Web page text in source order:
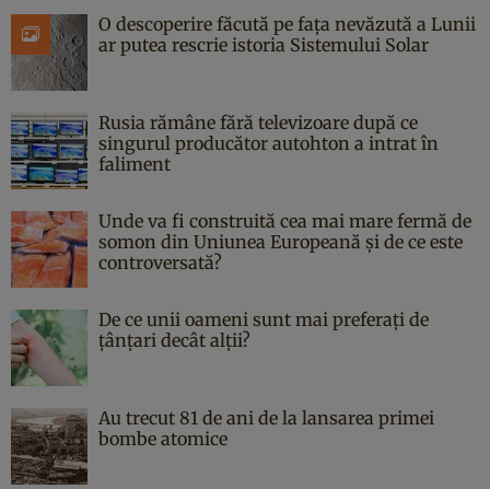
O descoperire făcută pe fața nevăzută a Lunii
ar putea rescrie istoria Sistemului Solar
Rusia rămâne fără televizoare după ce
singurul producător autohton a intrat în
faliment
Unde va fi construită cea mai mare fermă de
somon din Uniunea Europeană și de ce este
controversată?
De ce unii oameni sunt mai preferați de
țânțari decât alții?
Au trecut 81 de ani de la lansarea primei
bombe atomice